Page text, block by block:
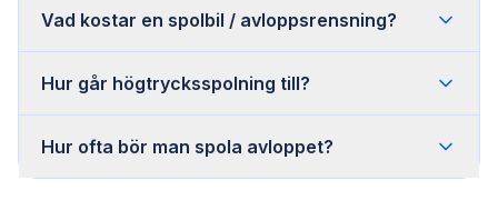
Vad kostar en spolbil / avloppsrensning?
Hur går högtrycksspolning till?
Hur ofta bör man spola avloppet?